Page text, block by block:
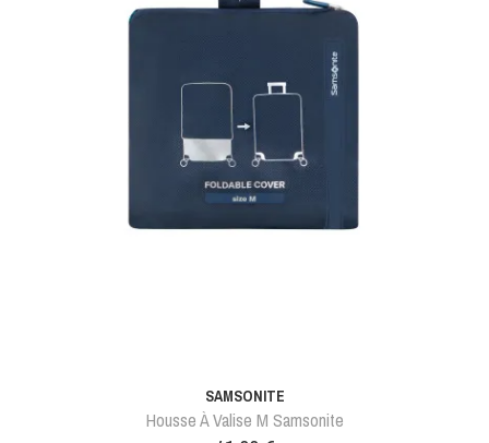
SAMSONITE
Housse À Valise M Samsonite